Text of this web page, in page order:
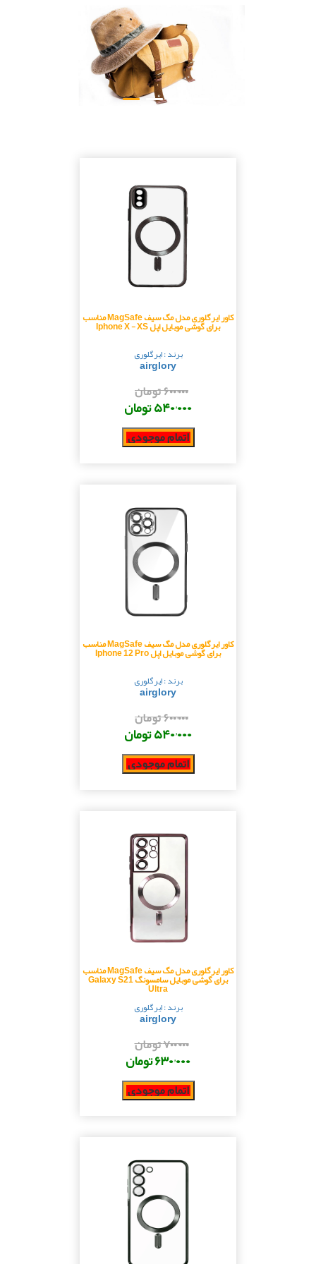
کاور ایرگلوری مدل مگ سیف MagSafe مناسب
برای گوشی موبایل اپل Iphone X - XS
برند : ایرگلوری
airglory
۶۰۰٬۰۰۰ تومان
۵۴۰٬۰۰۰ تومان
اتمام موجودی
کاور ایرگلوری مدل مگ سیف MagSafe مناسب
برای گوشی موبایل اپل Iphone 12 Pro
برند : ایرگلوری
airglory
۶۰۰٬۰۰۰ تومان
۵۴۰٬۰۰۰ تومان
اتمام موجودی
کاور ایرگلوری مدل مگ سیف MagSafe مناسب
برای گوشی موبایل سامسونگ Galaxy S21
Ultra
برند : ایرگلوری
airglory
۷۰۰٬۰۰۰ تومان
۶۳۰٬۰۰۰ تومان
اتمام موجودی